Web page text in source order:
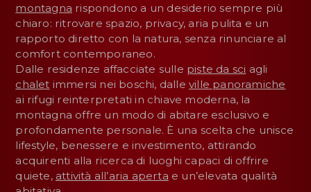
montagna rispondono a un desiderio sempre più
chiaro: ritrovare spazio, privacy, aria pulita e un
rapporto diretto con la natura, senza rinunciare al
comfort contemporaneo.
Dalle residenze affacciate sulle piste da sci agli
chalet immersi nei boschi, dalle ville panoramiche
ai rifugi reinterpretati in chiave moderna, la
montagna offre un modo di abitare esclusivo e
profondamente personale. È una scelta che unisce
lifestyle, benessere e investimento, attirando
acquirenti alla ricerca di luoghi capaci di offrire
quiete, attività all’aria aperta e un’elevata qualità